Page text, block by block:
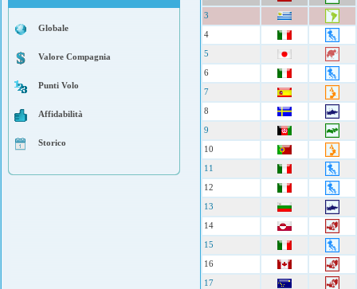
Globale
Valore Compagnia
Punti Volo
Affidabilità
Storico
3
4
5
6
7
8
9
10
11
12
13
14
15
16
17